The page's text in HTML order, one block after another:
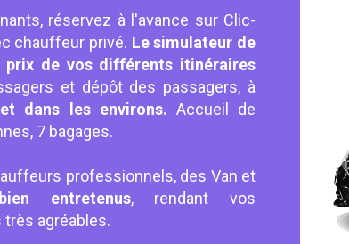
réservez à l'avance sur Clic-
chauffeur privé. Le simulateur de
de vos différents itinéraires
et dépôt des passagers, à
dans les environs. Accueil de
7 bagages.
professionnels, des Van et
entretenus, rendant vos
agréables.